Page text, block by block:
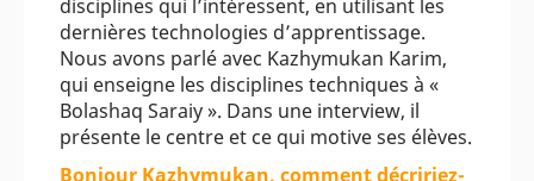
disciplines qui l’intéressent, en utilisant les
dernières technologies d’apprentissage.
Nous avons parlé avec Kazhymukan Karim,
qui enseigne les disciplines techniques à «
Bolashaq Saraiy ». Dans une interview, il
présente le centre et ce qui motive ses élèves.
Bonjour Kazhymukan, comment décririez-